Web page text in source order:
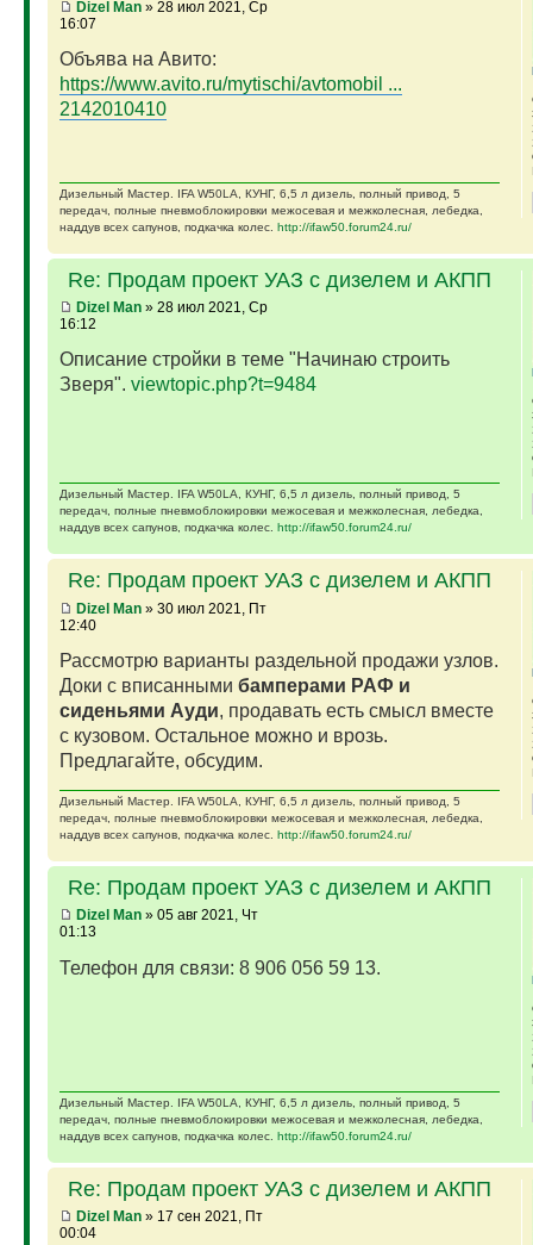
Dizel Man» 28 июл 2021, Ср
16:07
Объява на Авито:
https://www.avito.ru/mytischi/avtomobil ...
2142010410
Дизельный Мастер. IFA W50LA, КУНГ, 6,5 л дизель, полный привод, 5
передач, полные пневмоблокировки межосевая и межколесная, лебедка,
наддув всех сапунов, подкачка колес. http://ifaw50.forum24.ru/
Re: Продам проект УАЗ с дизелем и АКПП
Dizel Man» 28 июл 2021, Ср
16:12
Описание стройки в теме "Начинаю строить
Зверя". viewtopic.php?t=9484
Дизельный Мастер. IFA W50LA, КУНГ, 6,5 л дизель, полный привод, 5
передач, полные пневмоблокировки межосевая и межколесная, лебедка,
наддув всех сапунов, подкачка колес. http://ifaw50.forum24.ru/
Re: Продам проект УАЗ с дизелем и АКПП
Dizel Man» 30 июл 2021, Пт
12:40
Рассмотрю варианты раздельной продажи узлов.
Доки с вписанными бамперами РАФ и
сиденьями Ауди, продавать есть смысл вместе
с кузовом. Остальное можно и врозь.
Предлагайте, обсудим.
Дизельный Мастер. IFA W50LA, КУНГ, 6,5 л дизель, полный привод, 5
передач, полные пневмоблокировки межосевая и межколесная, лебедка,
наддув всех сапунов, подкачка колес. http://ifaw50.forum24.ru/
Re: Продам проект УАЗ с дизелем и АКПП
Dizel Man» 05 авг 2021, Чт
01:13
Телефон для связи: 8 906 056 59 13.
Дизельный Мастер. IFA W50LA, КУНГ, 6,5 л дизель, полный привод, 5
передач, полные пневмоблокировки межосевая и межколесная, лебедка,
наддув всех сапунов, подкачка колес. http://ifaw50.forum24.ru/
Re: Продам проект УАЗ с дизелем и АКПП
Dizel Man» 17 сен 2021, Пт
00:04